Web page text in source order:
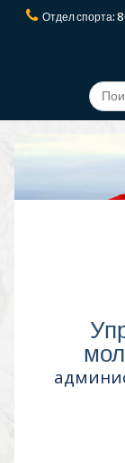
ПерейтиОтдел спорта:
Поиск
по: